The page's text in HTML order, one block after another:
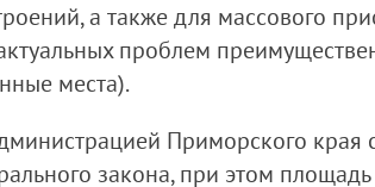
а также для массового
проблем
места).
Приморского края
закона, при этом